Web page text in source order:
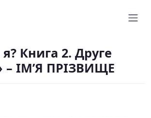
Книга 2. Друге
– ІМ’Я ПРІЗВИЩЕ